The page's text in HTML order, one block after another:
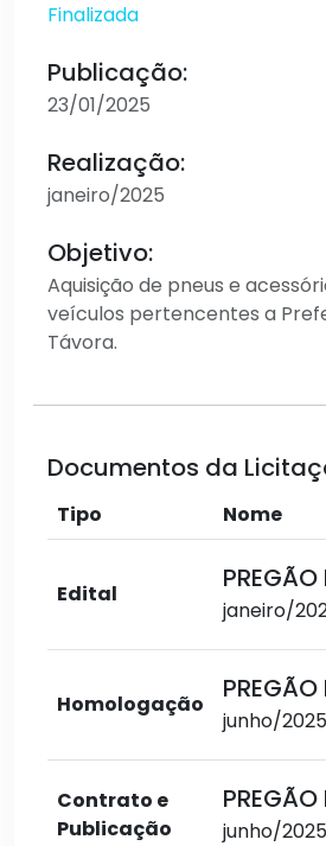
Finalizada
Publicação:
23/01/2025
Realização:
janeiro/2025
Objetivo:
Aquisição de pneus e
veículos pertencentes a
Távora.
Documentos da
Tipo Nome
Edital
janeiro/
Homologação
junho/2025
Contrato e
Publicação
junho/2025